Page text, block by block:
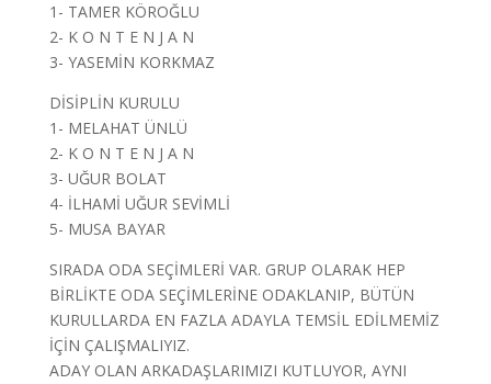
1- TAMER KÖROĞLU
2- K O N T E N J A N
3- YASEMİN KORKMAZ
DİSİPLİN KURULU
1- MELAHAT ÜNLÜ
2- K O N T E N J A N
3- UĞUR BOLAT
4- İLHAMİ UĞUR SEVİMLİ
5- MUSA BAYAR
SIRADA ODA SEÇİMLERİ VAR. GRUP OLARAK HEP
BİRLİKTE ODA SEÇİMLERİNE ODAKLANIP, BÜTÜN
KURULLARDA EN FAZLA ADAYLA TEMSİL EDİLMEMİZ
İÇİN ÇALIŞMALIYIZ.
ADAY OLAN ARKADAŞLARIMIZI KUTLUYOR, AYNI